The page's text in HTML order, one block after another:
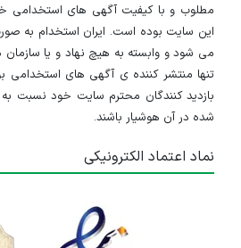
مطلوب و با کیفیت آگهی های استخدامی
این سایت بوده است. ایران استخدام به
می شود و وابسته به هیچ نهاد و یا
تنها منتشر کننده ی آگهی های استخدامی
بازدید کنندگان محترم سایت خود نسبت
شده در آن هوشیار باشند.
نماد اعتماد الکترونیکی